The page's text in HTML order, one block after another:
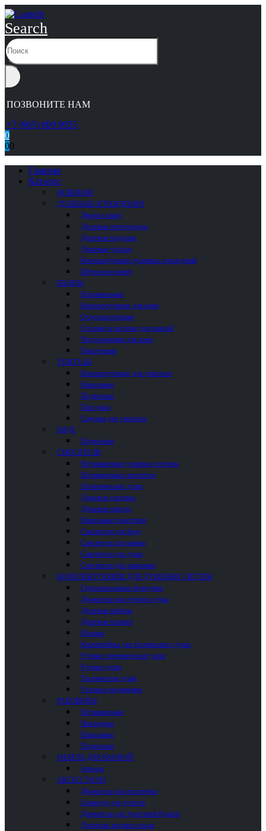
Search
ПОЗВОНИТЕ НАМ
+7 (965) 000 9055
0
00
Главная
Каталог
НОВИНКИ
ДУШЕВЫЕ ОГРАЖДЕНИЯ
Двери в нишу
Душевые перегородки
Душевые поддоны
Душевые уголки
Комплектующие душевых ограждений
Шторки на ванну
ВАННЫ
Встраиваемые
Комплектующие для ванн
Отдельностоящие
Столики и полочки для ванной
Подголовники для ванн
Пристенные
УНИТАЗЫ
Комплектующие для унитазов
Напольные
Подвесные
Писсуары
Сиденья для унитазов
БИДЕ
Подвесные
СМЕСИТЕЛИ
Встраиваемые душевые системы
Встраиваемые смесители
Гигиенические души
Душевые системы
Душевые панели
Напольные смесители
Смесители для биде
Смесители для ванны
Смесители для душа
Смесители для раковины
КОМПЛЕКТУЮЩИЕ ДЛЯ ДУШЕВЫХ СИСТЕМ
Гидромассажные форсунки
Держатели для ручного душа
Душевые наборы
Душевые шланги
Изливы
Кронштейны для тропического душа
Ручные гигиенические души
Ручные души
Тропические души
Угловые соединения
РАКОВИНЫ
Встраиваемые
Накладные
Напольные
Подвесные
МЕБЕЛЬ ДЛЯ ВАННОЙ
Зеркала
АКСЕССУАРЫ
Держатели для полотенец
Гарнитур для туалета
Держатели для туалетной бумаги
Дозаторы жидкого мыла